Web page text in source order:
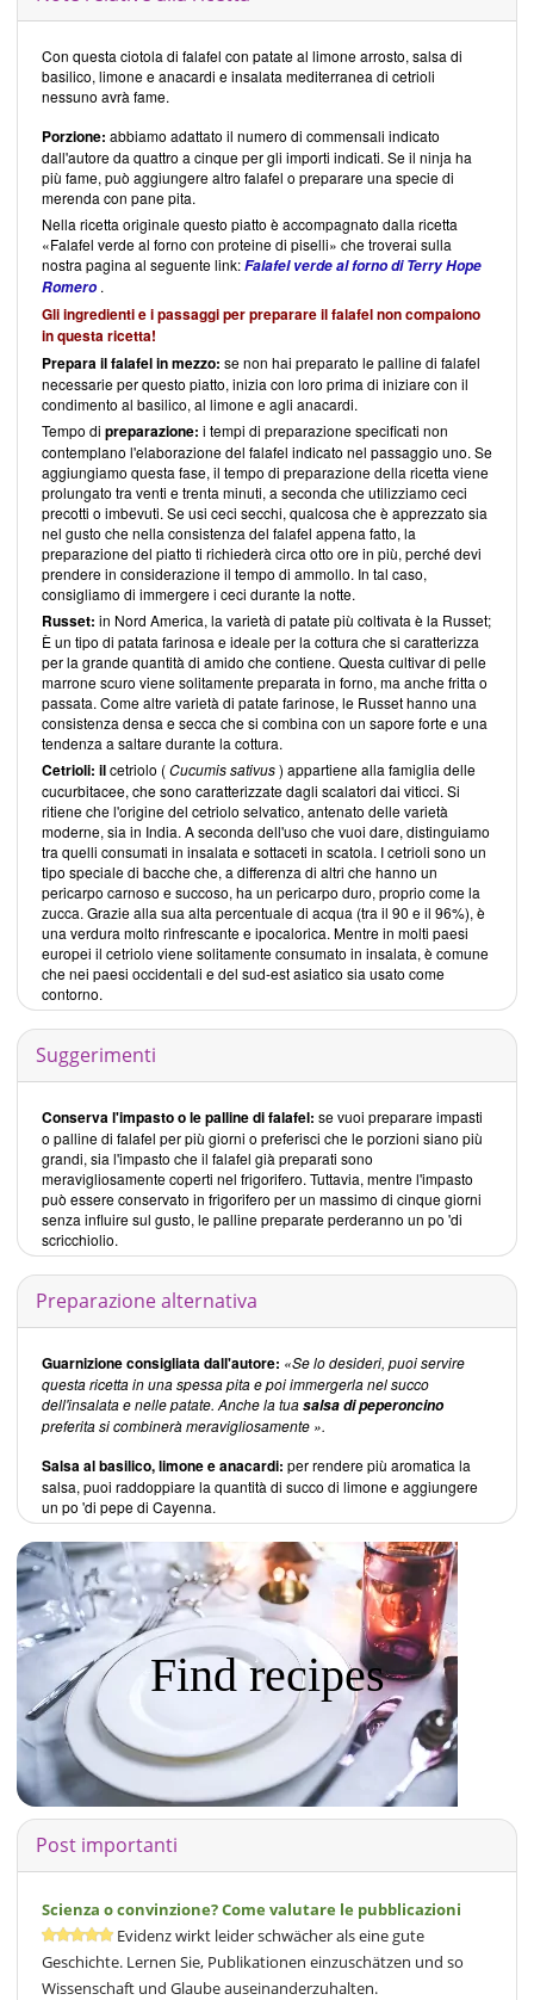
Con questa ciotola di falafel con patate al limone arrosto, salsa di
basilico, limone e anacardi e insalata mediterranea di cetrioli
nessuno avrà fame.
Porzione: abbiamo adattato il numero di commensali indicato
dall'autore da quattro a cinque per gli importi indicati. Se il ninja ha
più fame, può aggiungere altro falafel o preparare una specie di
merenda con pane pita.
Nella ricetta originale questo piatto è accompagnato dalla ricetta
«Falafel verde al forno con proteine di piselli» che troverai sulla
nostra pagina al seguente link:Falafel verde al forno di Terry Hope
Romero .
Gli ingredienti e i passaggi per preparare ilfalafelnon compaiono
in questa ricetta!
Prepara il falafel in mezzo: se non hai preparato le palline di falafel
necessarie per questo piatto, inizia con loro prima di iniziare con il
condimento al basilico, al limone e agli anacardi.
Tempo di preparazione: i tempi di preparazione specificati non
contemplano l'elaborazione del falafel indicato nel passaggio uno. Se
aggiungiamo questa fase, il tempo di preparazione della ricetta viene
prolungato tra venti e trenta minuti, a seconda che utilizziamo ceci
precotti o imbevuti. Se usi ceci secchi, qualcosa che è apprezzato sia
nel gusto che nella consistenza del falafel appena fatto, la
preparazione del piatto ti richiederà circa otto ore in più, perché devi
prendere in considerazione il tempo di ammollo. In tal caso,
consigliamo di immergere i ceci durante la notte.
Russet: in Nord America, la varietà di patate più coltivata è la Russet;
È un tipo di patata farinosa e ideale per la cottura che si caratterizza
per la grande quantità di amido che contiene. Questa cultivar di pelle
marrone scuro viene solitamente preparata in forno, ma anche fritta o
passata. Come altre varietà di patate farinose, le Russet hanno una
consistenza densa e secca che si combina con un sapore forte e una
tendenza a saltare durante la cottura.
Cetrioli: ilcetriolo (Cucumis sativus) appartiene alla famiglia delle
cucurbitacee, che sono caratterizzate dagli scalatori dai viticci. Si
ritiene che l'origine del cetriolo selvatico, antenato delle varietà
moderne, sia in India. A seconda dell'uso che vuoi dare, distinguiamo
tra quelli consumati in insalata e sottaceti in scatola. I cetrioli sono un
tipo speciale di bacche che, a differenza di altri che hanno un
pericarpo carnoso e succoso, ha un pericarpo duro, proprio come la
zucca. Grazie alla sua alta percentuale di acqua (tra il 90 e il 96%), è
una verdura molto rinfrescante e ipocalorica. Mentre in molti paesi
europei il cetriolo viene solitamente consumato in insalata, è comune
che nei paesi occidentali e del sud-est asiatico sia usato come
contorno.
Suggerimenti
Conserva l'impasto o le palline di falafel: se vuoi preparare impasti
o palline di falafel per più giorni o preferisci che le porzioni siano più
grandi, sia l'impasto che il falafel già preparati sono
meravigliosamente coperti nel frigorifero. Tuttavia, mentre l'impasto
può essere conservato in frigorifero per un massimo di cinque giorni
senza influire sul gusto, le palline preparate perderanno un po 'di
scricchiolio.
Preparazione alternativa
Guarnizione consigliata dall'autore: «Se lo desideri, puoi servire
questa ricetta in una spessa pita e poi immergerla nel succo
dell'insalata e nelle patate. Anche la tuasalsa di peperoncino
preferita si combinerà meravigliosamente ».
Salsa al basilico, limone e anacardi: per rendere più aromatica la
salsa, puoi raddoppiare la quantità di succo di limone e aggiungere
un po 'di pepe di Cayenna.
Find recipes
Post importanti
Scienza o convinzione? Come valutare le pubblicazioni
Evidenz wirkt leider schwächer als eine gute
Geschichte. Lernen Sie, Publikationen einzuschätzen und so
Wissenschaft und Glaube auseinanderzuhalten.